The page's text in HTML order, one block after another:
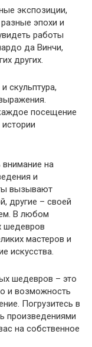
экспозиции,
эпохи и
работы
да Винчи,
других.
скульптура,
посещение
на
и
вызывают
другие – своей
В любом
шедевров
мастеров и
искусства.
шедевров – это
и возможность
Погрузитесь в
произведениями
на собственное